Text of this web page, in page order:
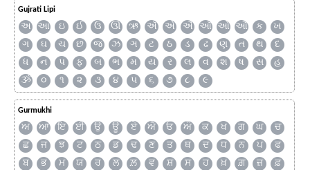
Gujrati Lipi
અ આ ઇ ઈ ઉ ઊ ઋ ઍ એ ઐ ઑ ઓ ઔ ક
ખ
ગ
ઘ ચ છ જ ઝ ઞ ટ ઠ ડ ઢ ણ ત થ
દ
ધ
ન પ ફ બ ભ મ ય ર લ વ શ ષ સ
હ
ૐ
૦ ૧ ૨ ૩ ૪ ૫ ૬ ૭ ૮ ૯
Gurmukhi
ਅ ਆ ਇ ਈ ਉ ਊ ਏ ਐ ਓ ਔ ਕ ਖ ਗ ਘ
ਚ
ਛ
ਜ ਝ ਟ ਠ ਡ ਢ ਣ ਤ ਥ ਦ ਧ ਨ ਪ
ਫ
ਬ
ਭ ਮ ਯ ਰ ਲ ਲ਼ ਵ ਸ਼ ਸ ਹ ਖ਼ ਗ਼ ਜ਼
ਫ਼